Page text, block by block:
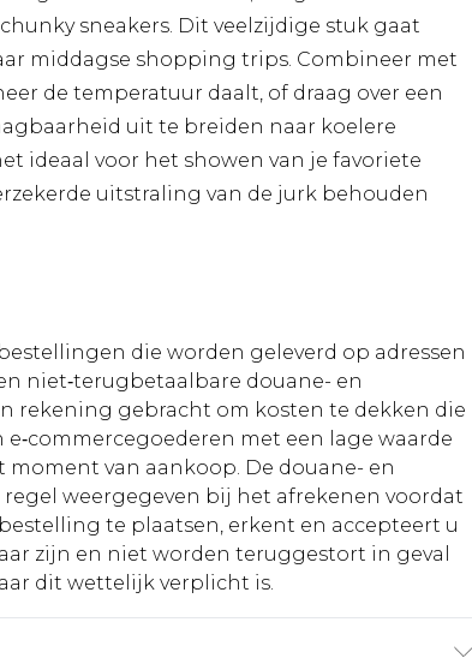
sneakers. Dit veelzijdige stuk gaat
middagse shopping trips. Combineer met
de temperatuur daalt, of draag over een
uit te breiden naar koelere
ideaal voor het showen van je favoriete
uitstraling van de jurk behouden
die worden geleverd op adressen
niet‑terugbetaalbare douane- en
rekening gebracht om kosten te dekken die
met een lage waarde
van aankoop. De douane- en
weergegeven bij het afrekenen voordat
te plaatsen, erkent en accepteert u
zijn en niet worden teruggestort in geval
dit wettelijk verplicht is.